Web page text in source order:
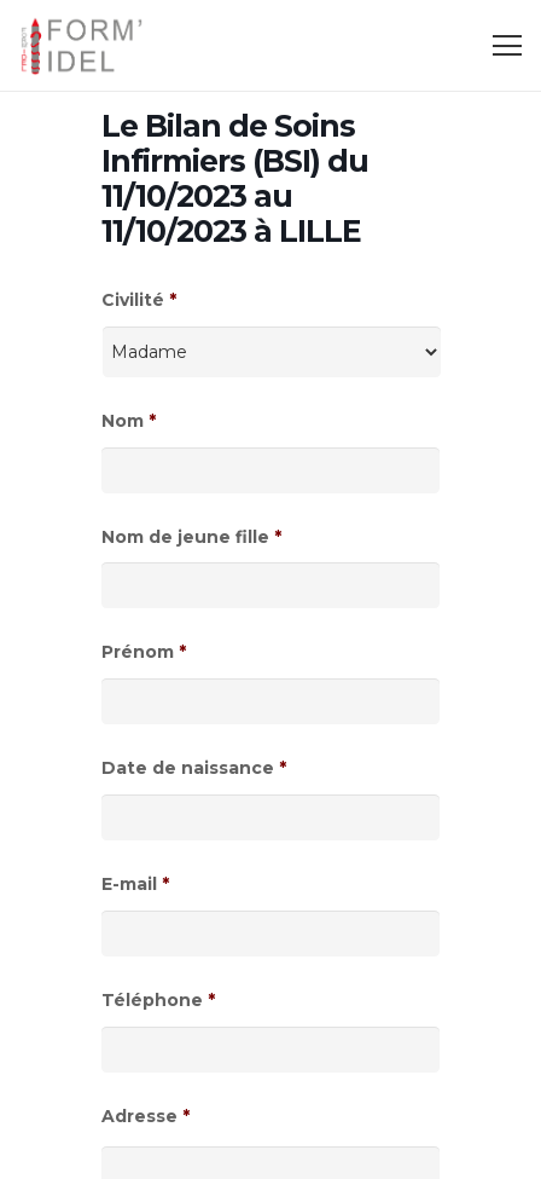
Le Bilan de Soins
Infirmiers (BSI) du
11/10/2023 au
11/10/2023 à LILLE
Civilité *
Nom *
Nom de jeune fille *
Prénom *
Date de naissance *
de
date
MM
E-mail *
Téléphone *
Adresse *